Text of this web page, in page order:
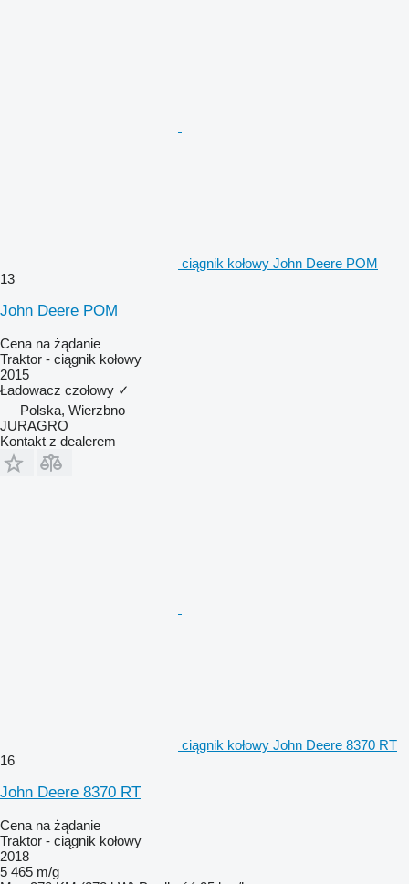
ciągnik kołowy John Deere POM
13
John Deere POM
Cena na żądanie
Traktor - ciągnik kołowy
2015
Ładowacz czołowy ✓
Polska, Wierzbno
JURAGRO
Kontakt z dealerem
ciągnik kołowy John Deere 8370 RT
16
John Deere 8370 RT
Cena na żądanie
Traktor - ciągnik kołowy
2018
5 465 m/g